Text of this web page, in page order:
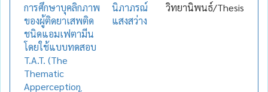
การศึกษาบุคลิกภาพ
ของผู้ติดยาเสพติด
ชนิดแอมเฟตามีน
โดยใช้แบบทดสอบ
T.A.T. (The
Thematic
Apperception
นิภาภรณ์
แสงสว่าง
วิทยานิพนธ์/Thesis